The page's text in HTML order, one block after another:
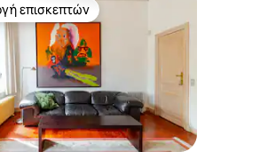
επιλογή επισκεπτών
επισκεπτών